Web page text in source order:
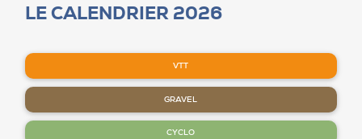
LE CALENDRIER 2026
VTT
GRAVEL
CYCLO